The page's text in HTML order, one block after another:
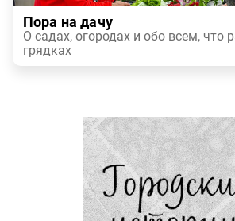
Пора на дачу
О садах, огородах и обо всем, что
грядках